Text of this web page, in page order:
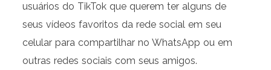
usuários do TikTok que querem ter alguns de
seus vídeos favoritos da rede social em seu
celular para compartilhar no WhatsApp ou em
outras redes sociais com seus amigos.